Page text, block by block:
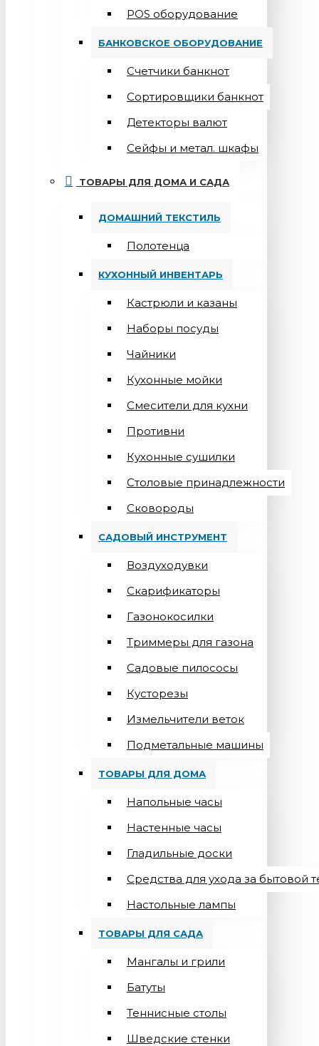
POS оборудование
БАНКОВСКОЕ ОБОРУДОВАНИЕ
Счетчики банкнот
Сортировщики банкнот
Детекторы валют
Сейфы и метал. шкафы
ТОВАРЫ ДЛЯ ДОМА И САДА
ДОМАШНИЙ ТЕКСТИЛЬ
Полотенца
КУХОННЫЙ ИНВЕНТАРЬ
Кастрюли и казаны
Наборы посуды
Чайники
Кухонные мойки
Смесители для кухни
Противни
Кухонные сушилки
Столовые принадлежности
Сковороды
САДОВЫЙ ИНСТРУМЕНТ
Воздуходувки
Скарификаторы
Газонокосилки
Триммеры для газона
Садовые пилососы
Кусторезы
Измельчители веток
Подметальные машины
ТОВАРЫ ДЛЯ ДОМА
Напольные часы
Настенные часы
Гладильные доски
Средства для ухода за бытовой
Настольные лампы
ТОВАРЫ ДЛЯ САДА
Мангалы и грили
Батуты
Теннисные столы
Шведские стенки